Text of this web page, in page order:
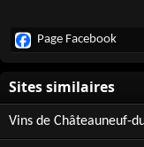
Page Facebook
Vins de Châteauneuf-